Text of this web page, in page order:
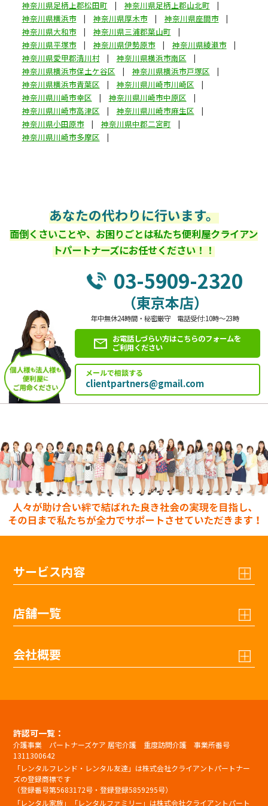
神奈川県足柄上郡松田町
神奈川県足柄上郡山北町
神奈川県横浜市
神奈川県厚木市
神奈川県座間市
神奈川県大和市
神奈川県三浦郡葉山町
神奈川県平塚市
神奈川県伊勢原市
神奈川県綾瀬市
神奈川県愛甲郡清川村
神奈川県横浜市南区
神奈川県横浜市保土ケ谷区
神奈川県横浜市戸塚区
神奈川県横浜市青葉区
神奈川県川崎市川崎区
神奈川県川崎市幸区
神奈川県川崎市中原区
神奈川県川崎市高津区
神奈川県川崎市麻生区
神奈川県小田原市
神奈川県中郡二宮町
神奈川県川崎市多摩区
あなたの代わりに行います。
面倒くさいことや、お困りごとは私たち便利屋クライアン
トパートナーズにお任せください！！
03-5909-2320
（東京本店）
年中無休24時間・秘密厳守 電話受付:10時～23時
お電話しづらい方はこちらのフォームを
ご利用ください
メールで相談する
clientpartners@gmail.com
サービス内容
店舗一覧
会社概要
許認可一覧：
介護事業 パートナーズケア 居宅介護 重度訪問介護 事業所番号
1311300642
「レンタルフレンド・レンタル友達」は株式会社クライアントパートナー
ズの登録商標です
（登録番号第5683172号・登録登録5859295号）
「レンタル家族」「レンタルファミリー」は株式会社クライアントパート